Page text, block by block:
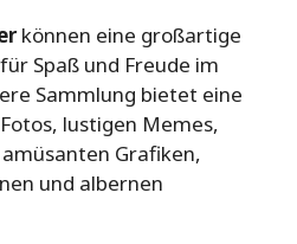
können eine großartige
Spaß und Freude im
Sammlung bietet eine
lustigen Memes,
Grafiken,
und albernen